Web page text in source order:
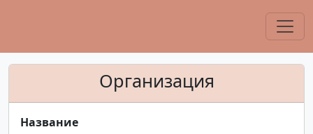
Организация
Название